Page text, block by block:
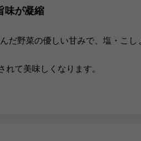
。蓄熱性も高
味が凝縮
だ野菜の優しい甘みで、塩・こし
て美味しくなります。